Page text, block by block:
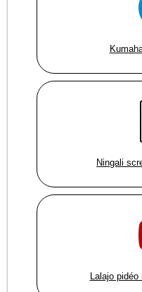
Ningali
Lalajo pidéo